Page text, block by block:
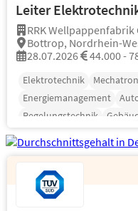
Leiter
RRK Wellpappenfabrik
Bottrop, Nordrhein-
28.07.2026
44.000 -
Elektrotechnik
Energiemanagement
Regelungstechnik